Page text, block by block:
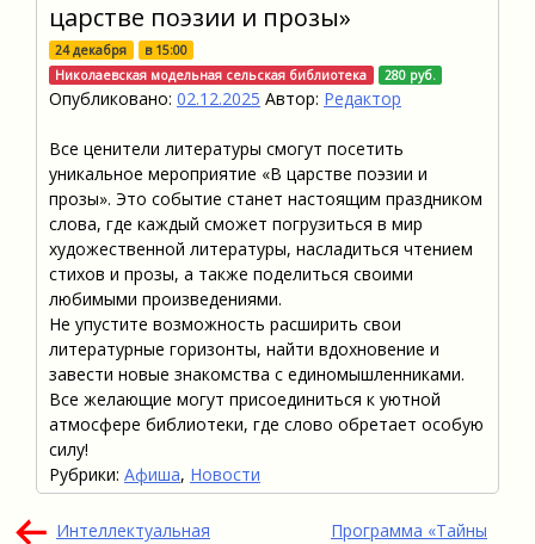
царстве поэзии и прозы»
24 декабря в15:00
Николаевская модельная сельская библиотека
280 руб.
Опубликовано: 02.12.2025 Автор: Редактор
Все ценители литературы смогут посетить
уникальное мероприятие «В царстве поэзии и
прозы». Это событие станет настоящим праздником
слова, где каждый сможет погрузиться в мир
художественной литературы, насладиться чтением
стихов и прозы, а также поделиться своими
любимыми произведениями.
Не упустите возможность расширить свои
литературные горизонты, найти вдохновение и
завести новые знакомства с единомышленниками.
Все желающие могут присоединиться к уютной
атмосфере библиотеки, где слово обретает особую
силу!
Рубрики: Афиша, Новости
Навигация
Интеллектуальная
Программа «Тайны